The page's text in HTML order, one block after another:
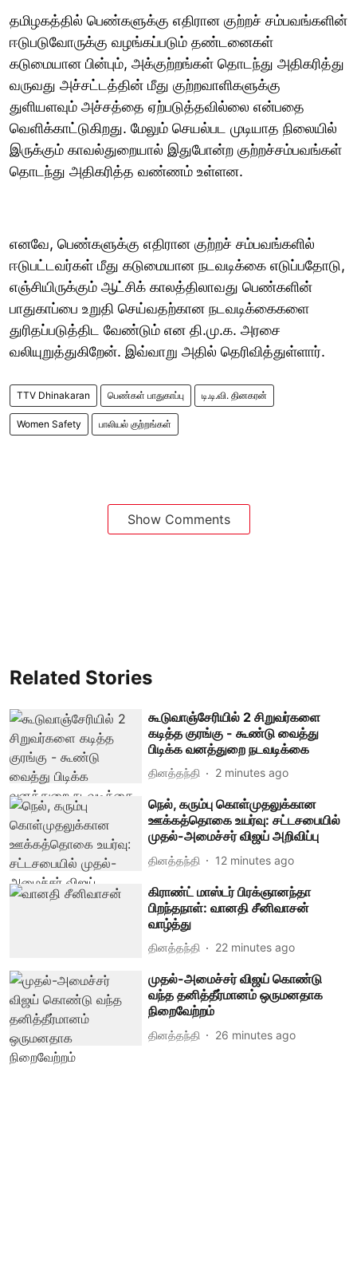
தமிழகத்தில் பெண்களுக்கு எதிரான குற்றச் சம்பவங்களின்
ஈடுபடுவோருக்கு வழங்கப்படும் தண்டனைகள்
கடுமையான பின்பும், அக்குற்றங்கள் தொடந்து அதிகரித்து
வருவது அச்சட்டத்தின் மீது குற்றவாளிகளுக்கு
துளியளவும் அச்சத்தை ஏற்படுத்தவில்லை என்பதை
வெளிக்காட்டுகிறது. மேலும் செயல்பட முடியாத நிலையில்
இருக்கும் காவல்துறையால் இதுபோன்ற குற்றச்சம்பவங்கள்
தொடந்து அதிகரித்த வண்ணம் உள்ளன.
எனவே, பெண்களுக்கு எதிரான குற்றச் சம்பவங்களில்
ஈடுபட்டவர்கள் மீது கடுமையான நடவடிக்கை எடுப்பதோடு,
எஞ்சியிருக்கும் ஆட்சிக் காலத்திலாவது பெண்களின்
பாதுகாப்பை உறுதி செய்வதற்கான நடவடிக்கைகளை
துரிதப்படுத்திட வேண்டும் என தி.மு.க. அரசை
வலியுறுத்துகிறேன். இவ்வாறு அதில் தெரிவித்துள்ளார்.
TTV Dhinakaran பெண்கள் பாதுகாப்பு டி.டி.வி. தினகரன்
Women Safety பாலியல் குற்றங்கள்
Show Comments
Related Stories
கூடுவாஞ்சேரியில் 2 சிறுவர்களை
கடித்த குரங்கு - கூண்டு வைத்து
பிடிக்க வனத்துறை நடவடிக்கை
தினத்தந்தி 2 minutes ago
நெல், கரும்பு கொள்முதலுக்கான
ஊக்கத்தொகை உயர்வு: சட்டசபையில்
முதல்-அமைச்சர் விஜய் அறிவிப்பு
தினத்தந்தி 12 minutes ago
கிராண்ட் மாஸ்டர் பிரக்ஞானந்தா
பிறந்தநாள்: வானதி சீனிவாசன்
வாழ்த்து
தினத்தந்தி 22 minutes ago
முதல்-அமைச்சர் விஜய் கொண்டு
வந்த தனித்தீர்மானம் ஒருமனதாக
நிறைவேற்றம்
தினத்தந்தி 26 minutes ago